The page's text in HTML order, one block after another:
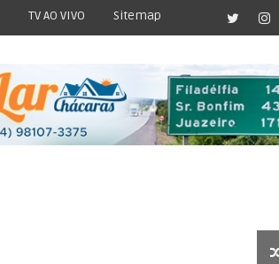
TV AO VIVO Sitemap